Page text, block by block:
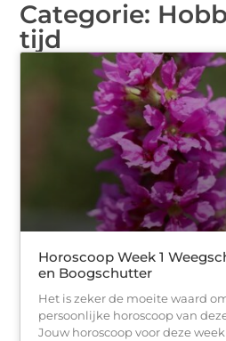
Categorie:
tijd
Horoscoop Week 1
en Boogschutter
Het is zeker de moeite waard
persoonlijke horoscoop van
Jouw horoscoop voor deze